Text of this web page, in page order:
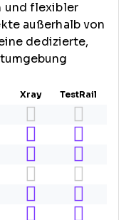
und flexibler
außerhalb von
dedizierte,
Xray
TestRail